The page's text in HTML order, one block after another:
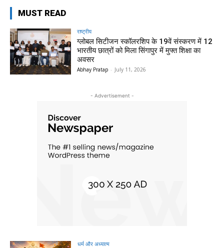
MUST READ
राष्ट्रीय
ग्लोबल सिटीजन स्कॉलरशिप के 19वें संस्करण में 12
भारतीय छात्रों को मिला सिंगापुर में मुफ्त शिक्षा का
अवसर
Abhay Pratap - July 11, 2026
- Advertisement -
धर्म और अध्यात्म